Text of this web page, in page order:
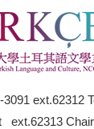
3091 ext.62312
ext.62313 Chair